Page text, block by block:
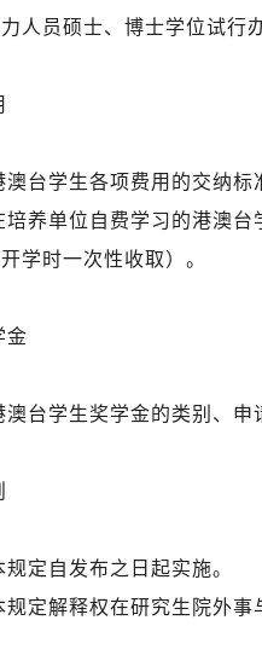
人员硕士、博士学位试行
澳台学生各项费用的交纳
培养单位自费学习的港澳
学时一次性收取）。
金
澳台学生奖学金的类别、
定自发布之日起实施。
规定解释权在研究生院外事